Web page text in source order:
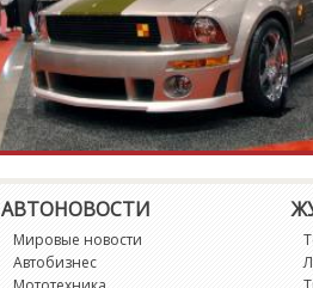
АВТОНОВОСТИ
Мировые новости
Автобизнес